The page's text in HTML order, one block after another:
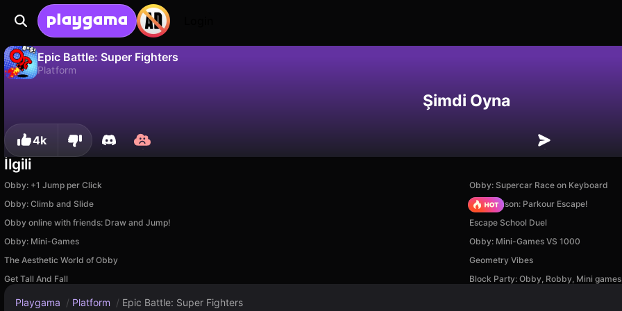
Epic Battle: Super Fighters
Platform
Şimdi Oyna
4k
İlgili
Obby: +1 Jump per Click
Obby: Supercar Race on Keyboard
Obby: Climb and Slide
Barry Prison: Parkour Escape!
Obby online with friends: Draw and Jump!
Escape School Duel
Obby: Mini-Games
Obby: Mini-Games VS 1000
The Aesthetic World of Obby
Geometry Vibes
Get Tall And Fall
Block Party: Obby, Robby, Mini
Playgama / Platform / Epic Battle: Super Fighters